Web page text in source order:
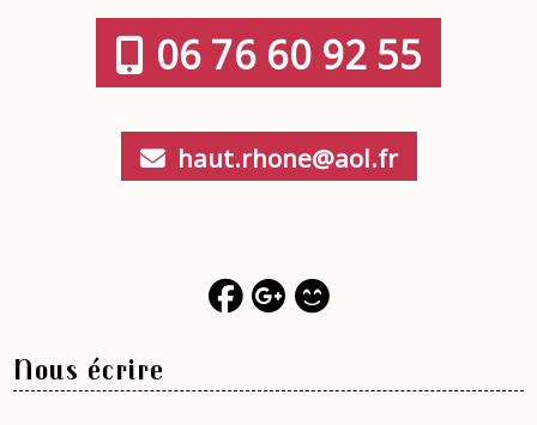
06 76 60 92 55
haut.rhone@aol.fr
Nous écrire